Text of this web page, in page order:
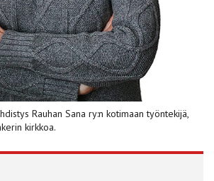
Rauhan Sana ry:n kotimaan työntekijä,
kirkkoa.